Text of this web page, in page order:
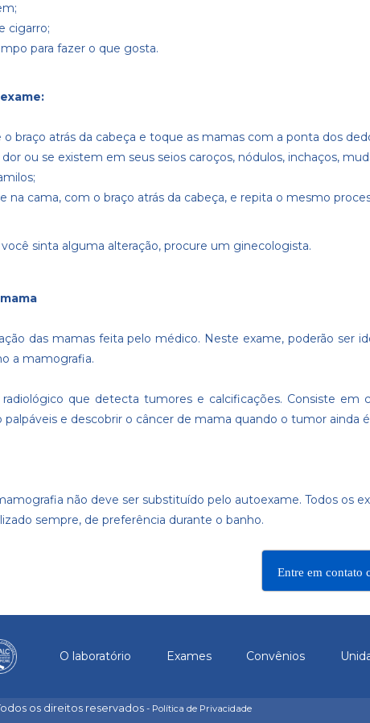
cigarro;
para fazer o que gosta.
o braço atrás da cabeça e toque as mamas com a ponta dos
ou se existem em seus seios caroços, nódulos, inchaços,
na cama, com o braço atrás da cabeça, e repita o mesmo
você sinta alguma alteração, procure um ginecologista.
das mamas feita pelo médico. Neste exame, poderão ser
a mamografia.
radiológico que detecta tumores e calcificações. Consiste
palpáveis e descobrir o câncer de mama quando o tumor ainda
não deve ser substituído pelo autoexame. Todos os
sempre, de preferência durante o banho.
Entre em contato
O laboratório Exames Convênios
os direitos reservados - Política de Privacidade